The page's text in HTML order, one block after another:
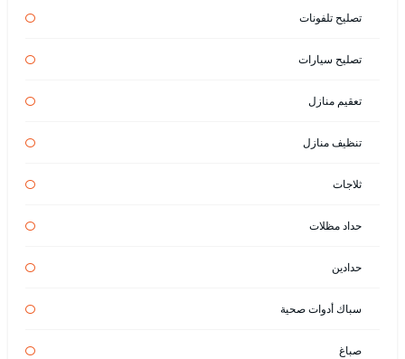
تصليح تلفونات
تصليح سيارات
تعقيم منازل
تنظيف منازل
ثلاجات
حداد مظلات
حدادين
سباك أدوات صحية
صباغ